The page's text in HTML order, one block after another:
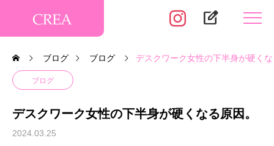
edit_square
ブログ ブログ デスクワーク女性の下半身が硬く
ブログ
デスクワーク女性の下半身が硬くなる原因。
2024.03.25